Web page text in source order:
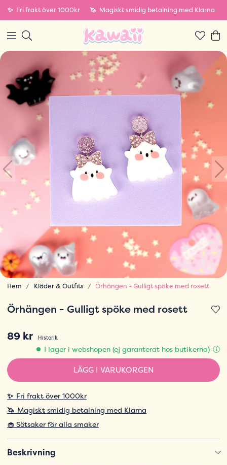
✨ Fri frakt över 1000kr 🦄 Magiskt smidig betalning med Klarna
Hem Kläder & Outfits Örhängen - Gulligt spöke med rosett
Örhängen - Gulligt spöke med rosett
89 kr
Historik
I lager i webshopen (ej garanterat hos butikerna)
LÄGG I VARUKORGEN
✨ Fri frakt över 1000kr
🦄 Magiskt smidig betalning med Klarna
🧁 Sötsaker för alla smaker
Beskrivning